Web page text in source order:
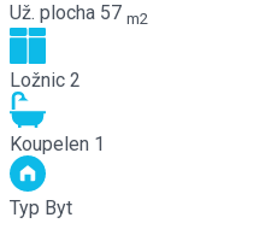
Už. plocha 57 m2
Ložnic 2
Koupelen 1
Typ Byt